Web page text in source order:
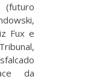
(futuro
Fux e
da